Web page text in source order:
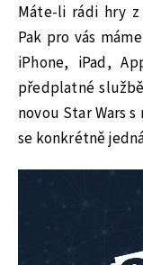
Máte-li rádi hry z
Pak pro vás
iPhone, iPad,
předplatné
novou Star Wars s
se konkrétně